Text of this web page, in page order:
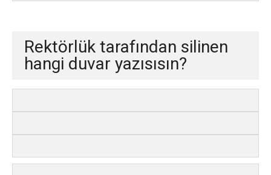
Rektörlük tarafından silinen
hangi duvar yazısısın?